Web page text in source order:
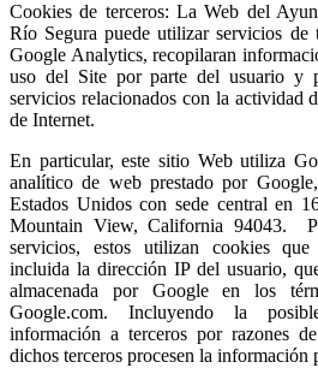
Cookies de terceros: La Web del
Río Segura puede utilizar servicios de
Google Analytics, recopilaran
uso del Site por parte del usuario y
servicios relacionados con la actividad
de Internet.
En particular, este sitio Web utiliza
analítico de web prestado por
Estados Unidos con sede central en
Mountain View, California 94043.
servicios, estos utilizan cookies
incluida la dirección IP del usuario,
almacenada por Google en los
Google.com. Incluyendo la
información a terceros por razones
dichos terceros procesen la información